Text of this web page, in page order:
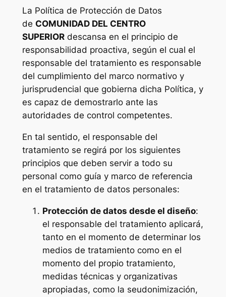
La Política de Protección de Datos
de COMUNIDAD DEL CENTRO
SUPERIORdescansa en el principio de
responsabilidad proactiva, según el cual el
responsable del tratamiento es responsable
del cumplimiento del marco normativo y
jurisprudencial que gobierna dicha Política, y
es capaz de demostrarlo ante las
autoridades de control competentes.
En tal sentido, el responsable del
tratamiento se regirá por los siguientes
principios que deben servir a todo su
personal como guía y marco de referencia
en el tratamiento de datos personales:
Protección de datos desde el diseño:
el responsable del tratamiento aplicará,
tanto en el momento de determinar los
medios de tratamiento como en el
momento del propio tratamiento,
medidas técnicas y organizativas
apropiadas, como la seudonimización,